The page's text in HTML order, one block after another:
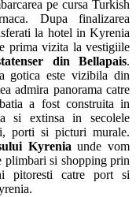
pe cursa Turkish
Dupa finalizarea
la hotel in Kyrenia
prima vizita la vestigiile
din Bellapais.
gotica este vizibila din
admira panorama catre
a fost construita in
si extinsa in secolele
porti si picturi murale.
Kyrenia unde vom
plimbari si shopping prin
pitoresti catre port si